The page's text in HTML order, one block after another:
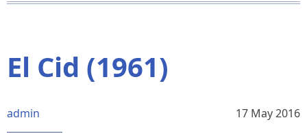
consellera
El Cid (1961)
admin 17 May 2016